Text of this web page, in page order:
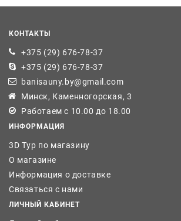
КОНТАКТЫ
+375 (29) 676-78-37
+375 (29) 676-78-37
banisauny.by@gmail.com
Минск, Каменногорская, 3
Работаем с 10.00 до 18.00
ИНФОРМАЦИЯ
3D Тур по магазину
О магазине
Информация о доставке
Связаться с нами
ЛИЧНЫЙ КАБИНЕТ